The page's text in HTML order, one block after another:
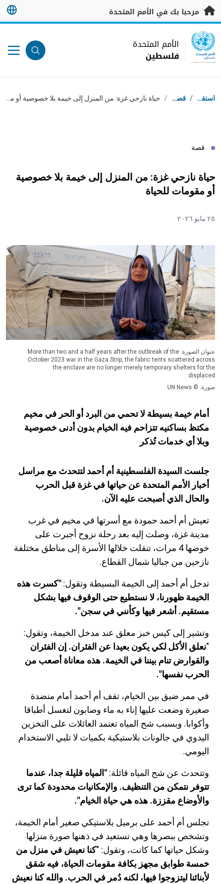
تخطى إلى المحتوى الرئيسي
مرحبا بك في الأمم المتحدة
UN Logo
الأمم المتحدة
فلسطين
الأمم المتحدة
فلسطين
مسار التنقل
استقبال / قصص / حياة نازحي غزة: من المنزل إلى خيمة بلا خصوصية أو مقومات للحياة
قصة
حياة نازحي غزة: من المنزل إلى خيمة بلا خصوصية
أو مقومات للحياة
٢٥ مايو ٢٠٢٦
عنوان الصورة: More than two and a half years after the outbreak of the
October 2023 war in the Gaza Strip, the fabric tents scattered across
the enclave are no longer merely temporary shelters for the
displaced.
صورة: © UN News
أمام خيمة بسيطة لا تحمي من البرد أو الحر في مخيم
مكتظ بساكنيه تتزاحم فيه الخيام بدون أدنى خصوصية
وبلا أي خدمات تُذكر
جلست السيدة الفلسطينية أم أحمد لتتحدث مع مراسل
أخبار الأمم المتحدة عن حياتها في غزة قبل الحرب
والحال الذي أصبحت عليه الآن.
تعيش أم أحمد حمودة مع أسرتها في مخيم في غرب
مدينة غزة، وصلت إليه بعد رحلة نزوح أجبرت على
خوضها 4 مرات، تنقلت خلالها الأسرة إلى مناطق مختلفة
نازحين من جباليا شمال القطاع.
تدخل أم أحمد إلى الخيمة البسيطة وتقول: "كسرت هذه
الخيمة ظهورنا، لا نستطيع حتى الوقوف فيها بشكل
مستقيم. أشعر فيها وكأنني في سجن".
وتشير إلى كيس خبز معلق عند مدخل الخيمة، وتقول:
"نعلق الأكل لكي يكون بعيدا عن الفئران. إن الفئران
والقوارض تنام بيننا في الخيمة. هذه معاناة أصعب من
الحرب نفسها".
في ممر ضيق بين الخيام، تقف أم أحمد أمام منضدة
صغيرة وضعت عليها إناء به ماء وصابون لتغسل أطباقا
وأكوابا. وبسبب شح المياه تعتمد العائلات على التخزين
اليدوي في جالونات بلاستيكية بكميات لا تلبي الاستخدام
اليومي.
وتتحدث عن شح المياه قائلة: "المياه قليلة جدا، عندما
تتوفر نتمكن من التنظيف. والإمكانيات محدودة كما ترى
والأوضاع مقززة. هذه هي حياة الخيام".
تجلس أم أحمد على برميل بلاستيكي صغير أمام الخيمة،
وتشخص ببصرها وهي تستعيد في ذهنها صورة منزلها
وشكل حياتها كما كانت، وتقول: "كنا نعيش في منزل من
خمسة طوابق مجهز بكافة مقومات الحياة، فيه شقق
لأبنائنا ليتزوجوا فيها، لكنه دُمر في الحرب. والله كنا نعيش